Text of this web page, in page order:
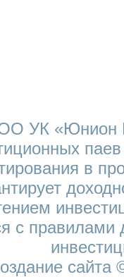
УК «Юнион
в
с правилами
сайта